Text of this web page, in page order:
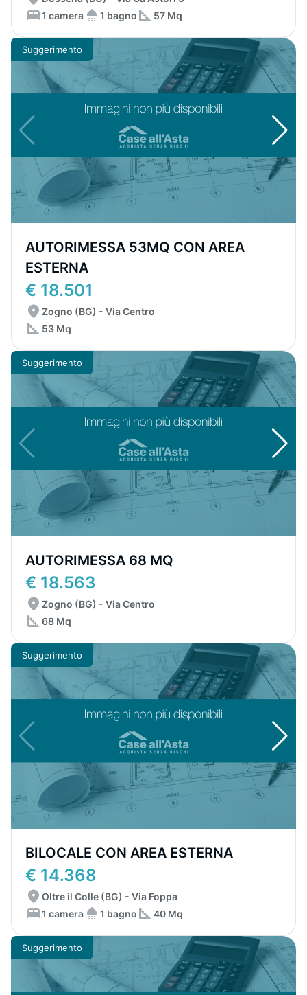
1 camera
1 bagno 57 Mq
Suggerimento
AUTORIMESSA 53MQ CON AREA
ESTERNA
€ 18.501
Zogno (BG) - Via Centro
53 Mq
Suggerimento
AUTORIMESSA 68 MQ
€ 18.563
Zogno (BG) - Via Centro
68 Mq
Suggerimento
BILOCALE CON AREA ESTERNA
€ 14.368
Oltre il Colle (BG) - Via Foppa
1 camera
1 bagno 40 Mq
Suggerimento